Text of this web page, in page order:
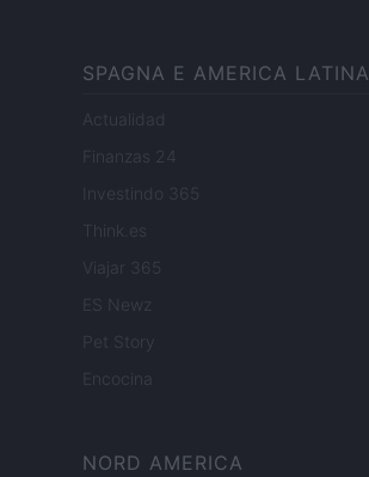
SPAGNA E AMERICA LATINA
Actualidad
Finanzas 24
Investindo 365
Think.es
Viajar 365
ES Newz
Pet Story
Encocina
NORD AMERICA